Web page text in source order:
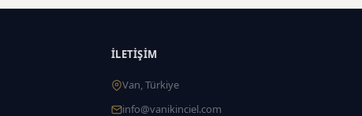
İLETIŞIM
Van, Türkiye
info@vanikinciel.com